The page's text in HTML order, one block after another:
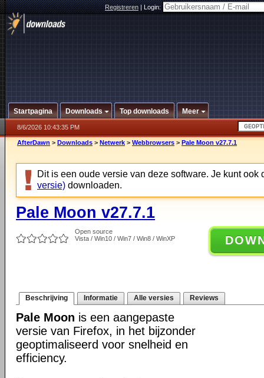
Registreren|Login:
Startpagina Downloads Top downloads Meer
8/6/2026 10:43:35 PM
AfterDawn > Downloads > Netwerk > Webbrowsers > Pale Moon v27.7.1
Dit is een oude versie van deze software. Je kunt ook
versie) downloaden.
Pale Moon v27.7.1
Open source
Vista / Win10 / Win7 / Win8 / WinXP
Beschrijving Informatie Alle versies Reviews
Pale Moon is een aangepaste
versie van Firefox, in het bijzonder
geoptimaliseerd voor snelheid en
efficiency.